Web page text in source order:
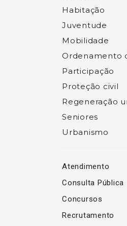
Habitação
Juventude
Mobilidade
Ordenamento
Participação
Proteção civil
Regeneração
Seniores
Urbanismo
Atendimento
Consulta Pública
Concursos
Recrutamento